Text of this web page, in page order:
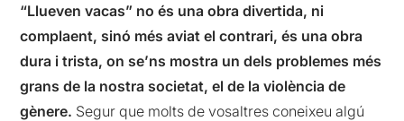
“Llueven vacas” no és una obra divertida, ni
complaent, sinó més aviat el contrari, és una obra
dura i trista, on se’ns mostra un dels problemes més
grans de la nostra societat, el de la violència de
gènere. Segur que molts de vosaltres coneixeu algú